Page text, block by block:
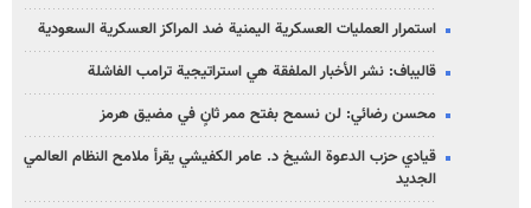
استمرار العمليات العسكرية اليمنية ضد المراكز العسكرية السعودية
قاليباف: نشر الأخبار الملفقة هي استراتيجية ترامب الفاشلة
محسن رضائي: لن نسمح بفتح ممر ثانٍ في مضيق هرمز
قيادي حزب الدعوة الشيخ د. عامر الكفيشي يقرأ ملامح النظام العالمي
الجديد